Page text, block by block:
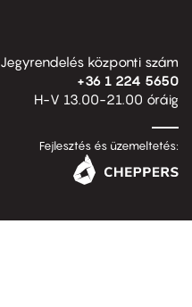
Jegyrendelés központi szám
+36 1 224 5650
H-V 13.00-21.00 óráig
Fejlesztés és üzemeltetés: